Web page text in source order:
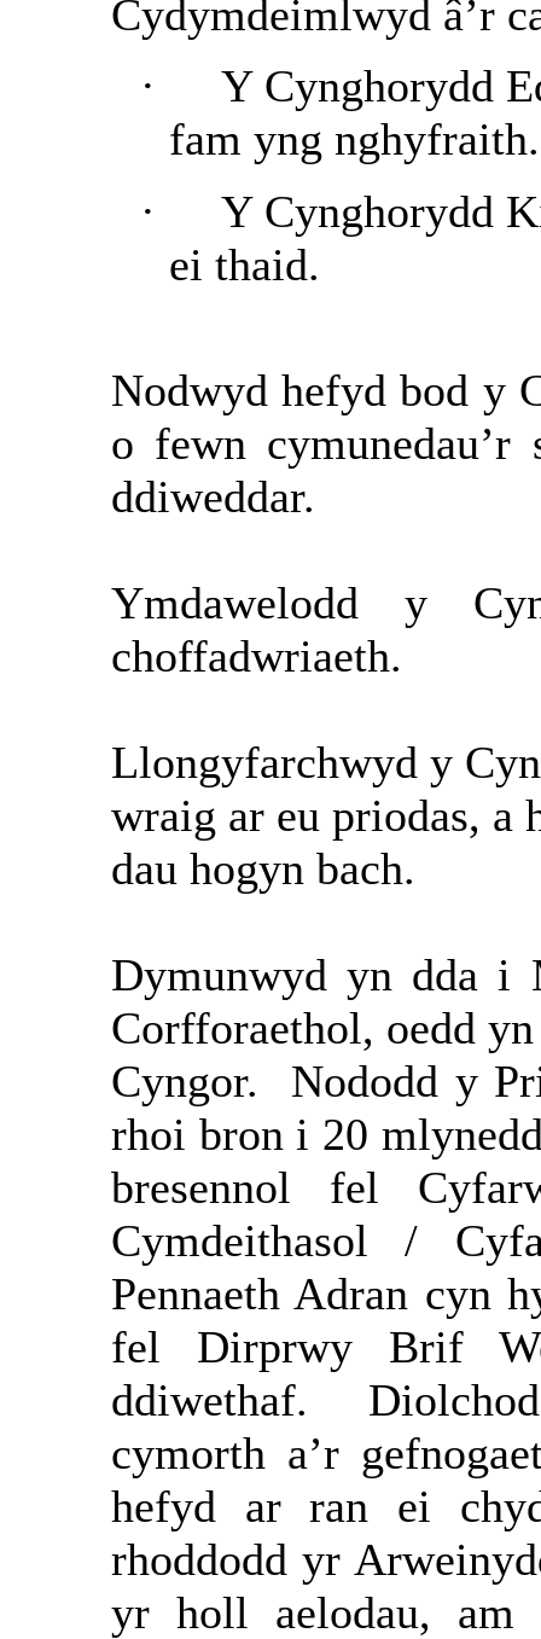
Cydymdeimlwyd â’r
·
Y Cynghorydd
fam yng nghyfraith.
·
Y Cynghorydd
ei thaid.
Nodwyd hefyd bod y
o fewn
ddiweddar.
Ymdawelodd y
choffadwriaeth.
Llongyfarchwyd y
wraig ar eu priodas, a
dau hogyn bach.
Dymunwyd yn dda i
Corfforaethol, oedd
Cyngor.
Nododd y
rhoi bron i 20
bresennol fel
Cymdeithasol /
Pennaeth Adran cyn
fel Dirprwy Brif
ddiwethaf.
cymorth a’r
hefyd ar ran ei
rhoddodd yr
yr holl aelodau, am